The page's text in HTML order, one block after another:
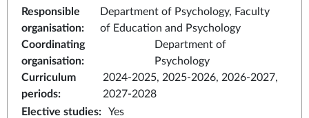
Responsible
organisation:
Department of Psychology, Faculty
of Education and Psychology
Coordinating
organisation:
Department of
Psychology
Curriculum
periods:
2024-2025, 2025-2026, 2026-2027,
2027-2028
Elective studies:
Yes